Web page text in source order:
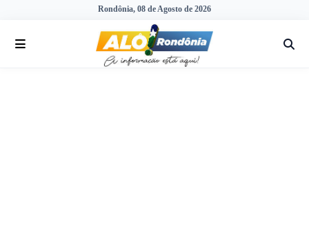
Rondônia, 08 de Agosto de 2026